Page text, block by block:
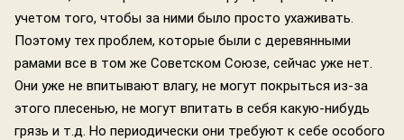
учетом того, чтобы за ними было просто ухаживать.
Поэтому тех проблем, которые были с деревянными
рамами все в том же Советском Союзе, сейчас уже нет.
Они уже не впитывают влагу, не могут покрыться из-за
этого плесенью, не могут впитать в себя какую-нибудь
грязь и т.д. Но периодически они требуют к себе особого